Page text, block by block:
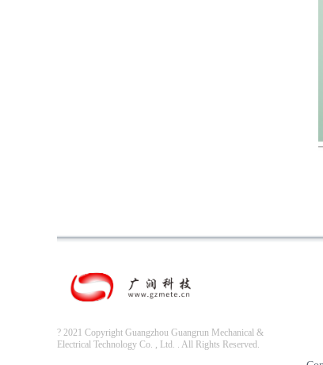
? 2021 Copyright Guangzhou Guangrun Mechanical &
Electrical Technology Co. , Ltd. . All Rights Reserved.